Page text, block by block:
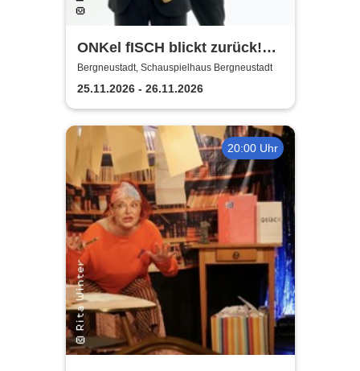
ONKel fISCH blickt zurück!
Der satirische
Jahresrückblick
Bergneustadt, Schauspielhaus Bergneustadt
25.11.2026 - 26.11.2026
20:00 Uhr